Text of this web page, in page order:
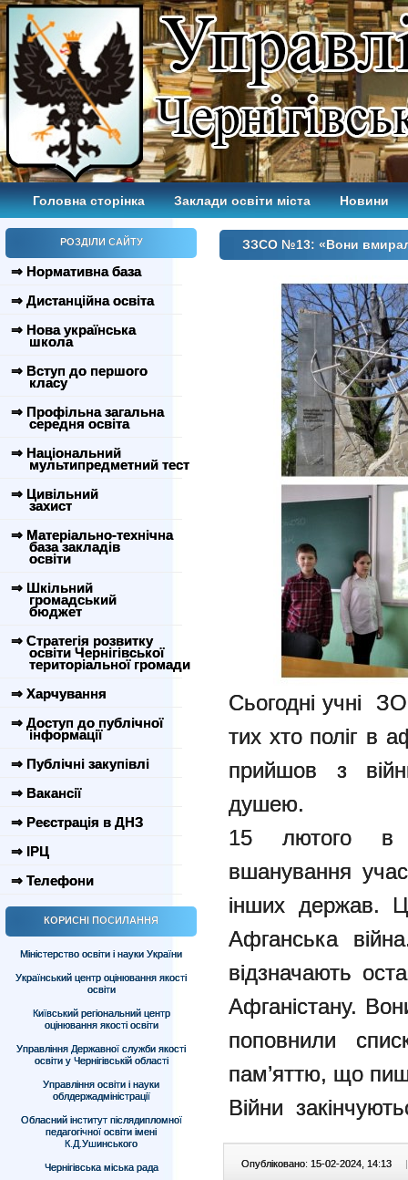
Головна сторінка Заклади освіти міста Новини
РОЗДІЛИ САЙТУ
⇒ Нормативна база
⇒ Дистанційна освіта
⇒ Нова українська
школа
⇒ Вступ до першого
класу
⇒ Профільна загальна
середня освіта
⇒ Національний
мультипредметний тест
⇒ Цивільний
захист
⇒ Матеріально-технічна
база закладів
освіти
⇒ Шкільний
громадський
бюджет
⇒ Стратегія розвитку
освіти Чернігівської
територіальної громади
⇒ Харчування
⇒ Доступ до публічної
інформації
⇒ Публічні закупівлі
⇒ Вакансії
⇒ Реєстрація в ДНЗ
⇒ ІРЦ
⇒ Телефони
КОРИСНІ ПОСИЛАННЯ
Міністерство освіти і науки України
Український центр оцінювання якості
освіти
Київський регіональний центр
оцінювання якості освіти
Управління Державної служби якості
освіти у Чернігівській області
Управління освіти і науки
облдержадміністрації
Обласний інститут післядипломної
педагогічної освіти імені
К.Д.Ушинського
Чернігівська міська рада
ЗЗСО №13: «Вони
Сьогодні учні
тих хто поліг в
прийшов з
душею.
15 лютого в
вшанування
інших держав.
Афганська
відзначають
Афганістану.
поповнили
пам’яттю, що
Війни
Опубліковано: 15-02-2024, 14:13 |